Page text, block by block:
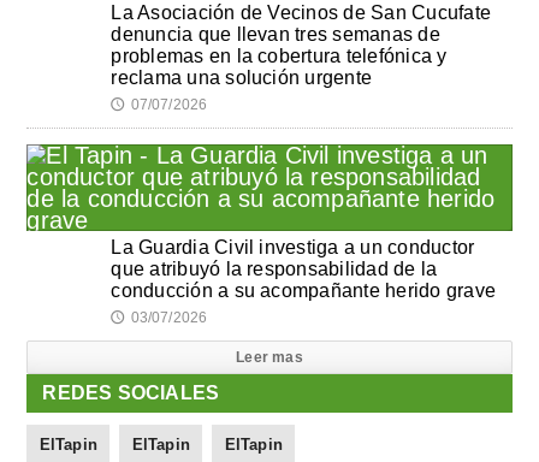
La Asociación de Vecinos de San Cucufate
denuncia que llevan tres semanas de
problemas en la cobertura telefónica y
reclama una solución urgente
🕔 07/07/2026
La Guardia Civil investiga a un conductor
que atribuyó la responsabilidad de la
conducción a su acompañante herido grave
🕔 03/07/2026
Leer mas
REDES SOCIALES
ElTapin ElTapin ElTapin